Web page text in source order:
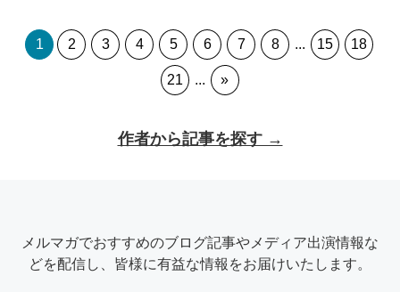
1 2 3 4 5 6 7 8 ... 15 18
21 ... »
作者から記事を探す →
メルマガでおすすめのブログ記事やメディア出演情報な
どを配信し、皆様に有益な情報をお届けいたします。